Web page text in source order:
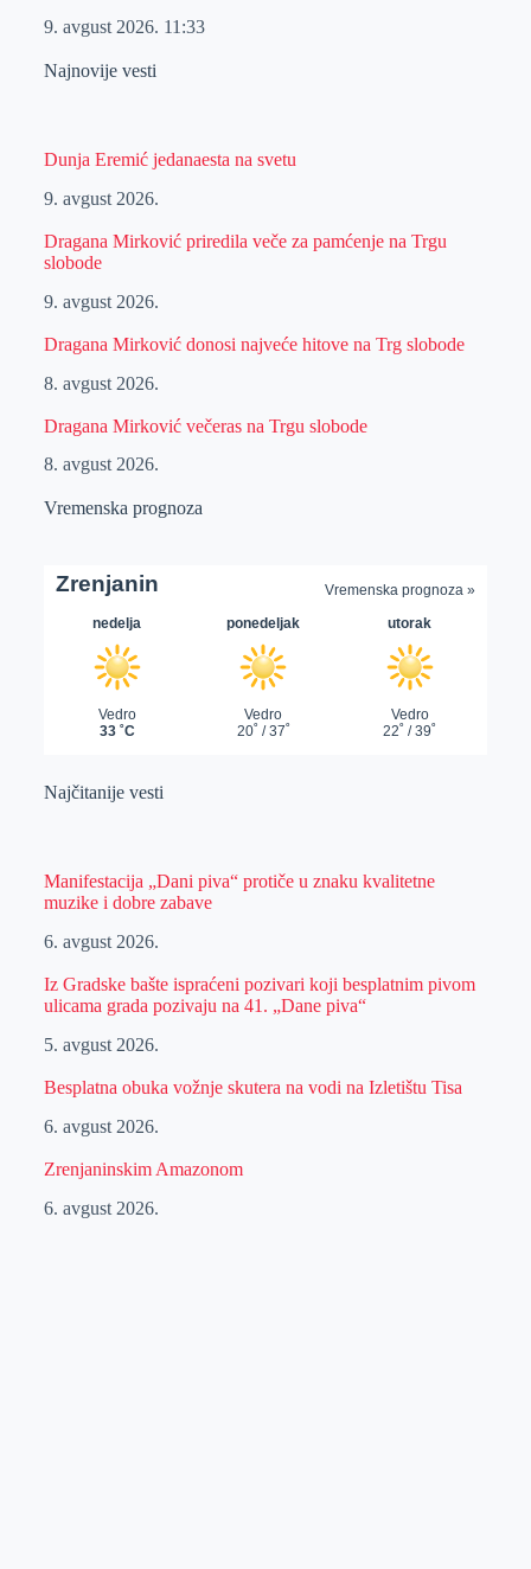
9. avgust 2026. 11:33
Najnovije vesti
Dunja Eremić jedanaesta na svetu
9. avgust 2026.
Dragana Mirković priredila veče za pamćenje na Trgu
slobode
9. avgust 2026.
Dragana Mirković donosi najveće hitove na Trg slobode
8. avgust 2026.
Dragana Mirković večeras na Trgu slobode
8. avgust 2026.
Vremenska prognoza
Najčitanije vesti
Manifestacija „Dani piva“ protiče u znaku kvalitetne
muzike i dobre zabave
6. avgust 2026.
Iz Gradske bašte ispraćeni pozivari koji besplatnim pivom
ulicama grada pozivaju na 41. „Dane piva“
5. avgust 2026.
Besplatna obuka vožnje skutera na vodi na Izletištu Tisa
6. avgust 2026.
Zrenjaninskim Amazonom
6. avgust 2026.